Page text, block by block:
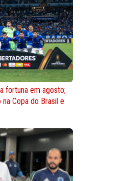
fortuna em agosto;
Copa do Brasil e